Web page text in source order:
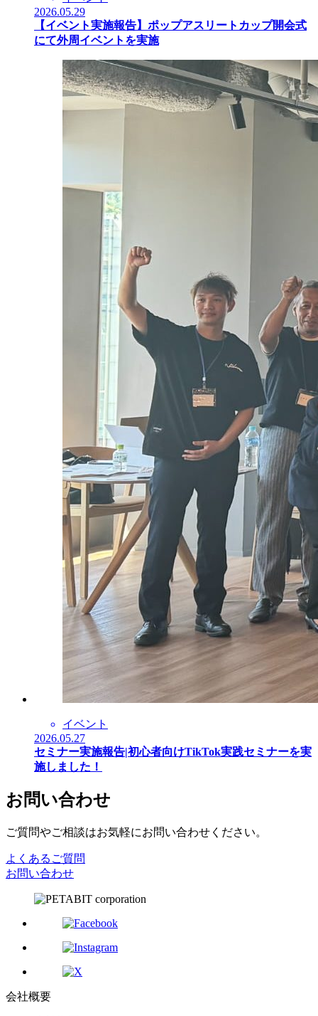
2026.05.29
【イベント実施報告】ポップアスリートカップ開会式
にて外周イベントを実施
イベント
2026.05.27
セミナー実施報告|初心者向けTikTok実践セミナーを実
施しました！
お問い合わせ
ご質問やご相談はお気軽にお問い合わせください。
よくあるご質問
お問い合わせ
会社概要